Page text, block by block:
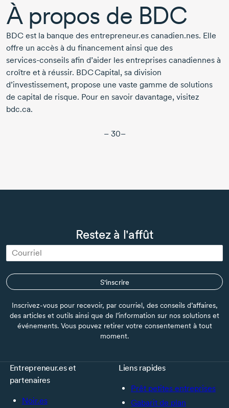
À propos de BDC
BDC est la banque des entrepreneur.es canadien.nes. Elle
offre un accès à du financement ainsi que des
services-conseils afin d’aider les entreprises canadiennes à
croître et à réussir. BDC Capital, sa division
d’investissement, propose une vaste gamme de solutions
de capital de risque. Pour en savoir davantage, visitez
bdc.ca.
– 30–
Restez à l'affût
S'inscrire
Inscrivez-vous pour recevoir, par courriel, des conseils d’affaires,
des articles et outils ainsi que de l’information sur nos solutions et
événements. Vous pouvez retirer votre consentement à tout
moment.
Entrepreneur.es et
partenaires
Noir.es
Liens rapides
Prêt petites entreprises
Gabarit de plan